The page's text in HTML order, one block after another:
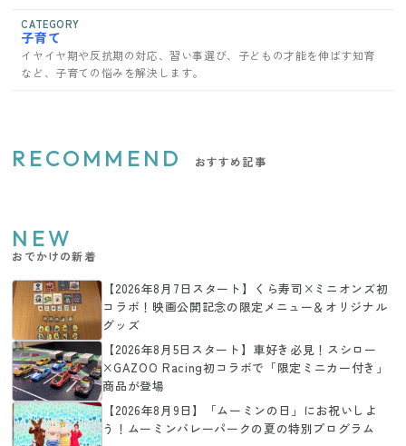
CATEGORY
子育て
イヤイヤ期や反抗期の対応、習い事選び、子どもの才能を伸ばす知育
など、子育ての悩みを解決します。
RECOMMEND おすすめ記事
NEW
おでかけの新着
【2026年8月7日スタート】くら寿司×ミニオンズ初
コラボ！映画公開記念の限定メニュー＆オリジナル
グッズ
【2026年8月5日スタート】車好き必見！スシロー
×GAZOO Racing初コラボで「限定ミニカー付き」
商品が登場
【2026年8月9日】「ムーミンの日」にお祝いしよ
う！ムーミンバレーパークの夏の特別プログラム